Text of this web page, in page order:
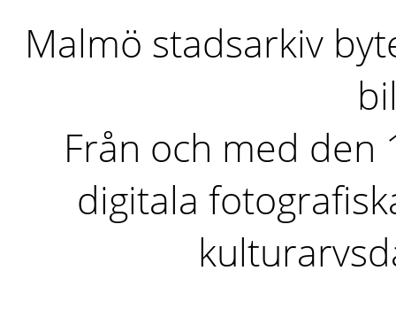
Malmö stadsarkiv
Från och med den
digitala